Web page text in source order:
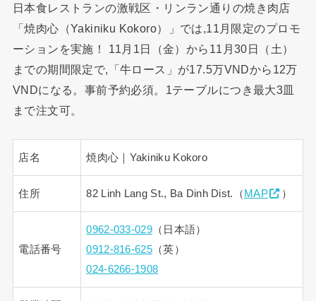
日本食レストランの激戦区・リンラン通りの焼き肉店
「焼肉心（Yakiniku Kokoro）」では,11月限定のプロモ
ーションを実施！ 11月1日（金）から11月30日（土）
までの期間限定で,「牛ロース」が17.5万VNDから12万
VNDになる。事前予約必須。1テーブルにつき最大3皿
まで注文可。
店名 焼肉心｜Yakiniku Kokoro
住所 82 Linh Lang St., Ba Dinh Dist.（ MAP ）
電話番号
0962-033-029（日本語）
0912-816-625（英）
024-6266-1908